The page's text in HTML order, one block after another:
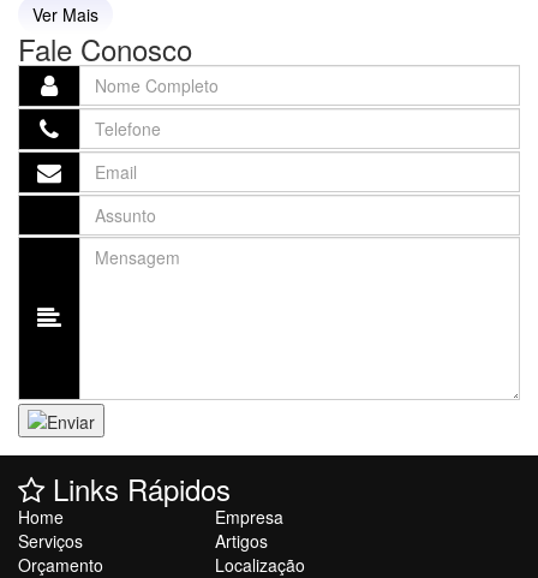
Ver Mais
Fale Conosco
Links Rápidos
Home
Empresa
Serviços
Artigos
Orçamento
Localização